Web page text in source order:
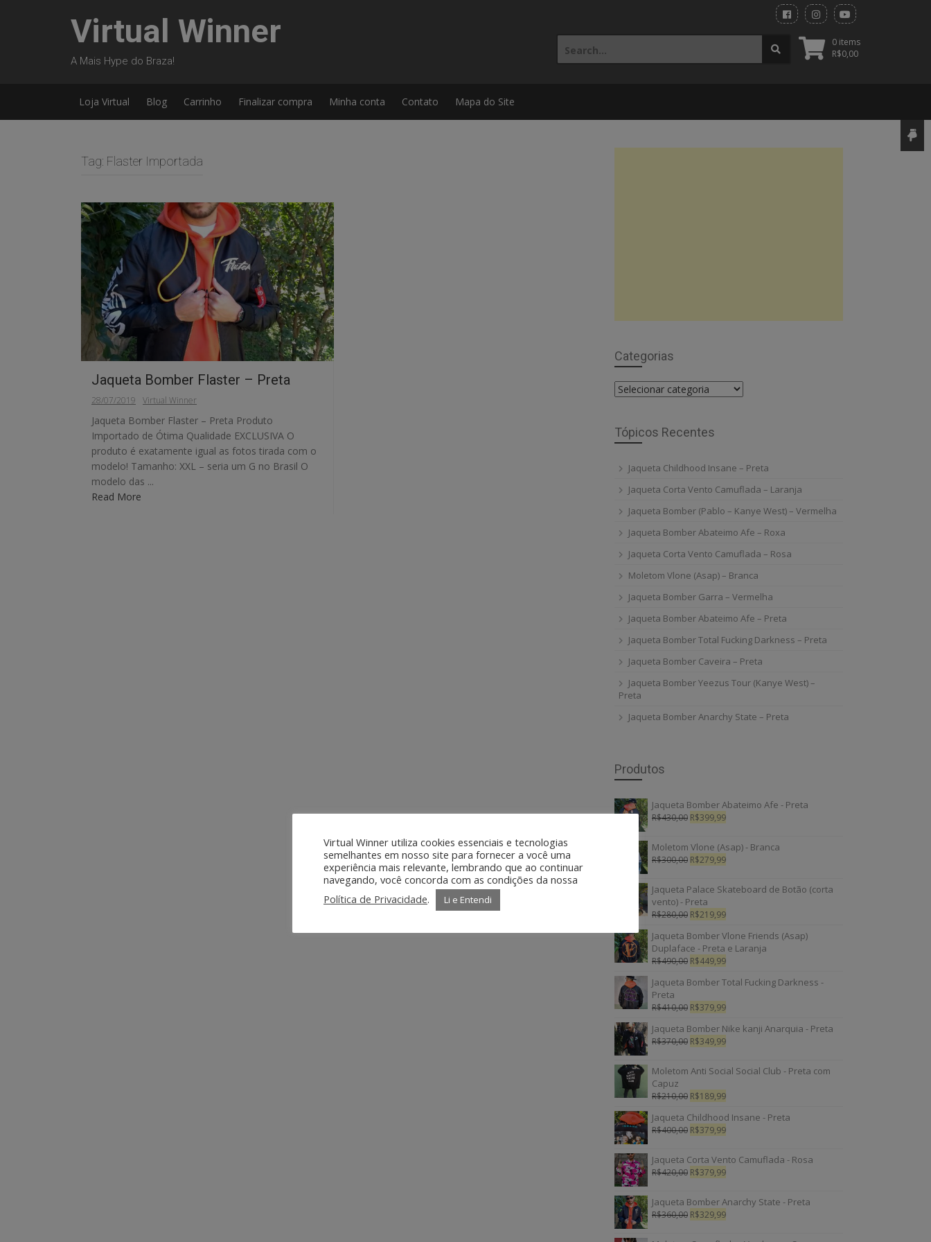
Virtual Winner
A Mais Hype do Braza!
0 items
R$0,00
Search
for:
Loja Virtual Blog Carrinho Finalizar compra Minha conta Contato Mapa do Site
Tag: Flaster Importada
Jaqueta Bomber Flaster – Preta
28/07/2019 Virtual Winner
Jaqueta Bomber Flaster – Preta Produto
Importado de Ótima Qualidade EXCLUSIVA O
produto é exatamente igual as fotos tirada com o
modelo! Tamanho: XXL – seria um G no Brasil O
modelo das ...
Read More
Categorias
Categorias
Tópicos Recentes
Jaqueta Childhood Insane – Preta
Jaqueta Corta Vento Camuflada – Laranja
Jaqueta Bomber (Pablo – Kanye West) – Vermelha
Jaqueta Bomber Abateimo Afe – Roxa
Jaqueta Corta Vento Camuflada – Rosa
Moletom Vlone (Asap) – Branca
Jaqueta Bomber Garra – Vermelha
Jaqueta Bomber Abateimo Afe – Preta
Jaqueta Bomber Total Fucking Darkness – Preta
Jaqueta Bomber Caveira – Preta
Jaqueta Bomber Yeezus Tour (Kanye West) –
Preta
Jaqueta Bomber Anarchy State – Preta
Produtos
Jaqueta Bomber Abateimo Afe - Preta
R$430,00 R$399,99
Moletom Vlone (Asap) - Branca
R$300,00 R$279,99
Jaqueta Palace Skateboard de Botão (corta
vento) - Preta
R$280,00 R$219,99
Jaqueta Bomber Vlone Friends (Asap)
Duplaface - Preta e Laranja
R$490,00 R$449,99
Jaqueta Bomber Total Fucking Darkness -
Preta
R$410,00 R$379,99
Jaqueta Bomber Nike kanji Anarquia - Preta
R$370,00 R$349,99
Moletom Anti Social Social Club - Preta com
Capuz
R$210,00 R$189,99
Jaqueta Childhood Insane - Preta
R$400,00 R$379,99
Jaqueta Corta Vento Camuflada - Rosa
R$420,00 R$379,99
Jaqueta Bomber Anarchy State - Preta
R$360,00 R$329,99
Virtual Winner utiliza cookies essenciais e tecnologias
semelhantes em nosso site para fornecer a você uma
experiência mais relevante, lembrando que ao continuar
navegando, você concorda com as condições da nossa
Política de Privacidade. Li e Entendi